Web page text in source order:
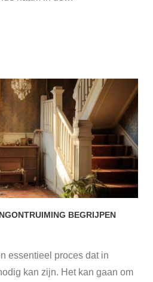
BEGRIJPEN
essentieel proces dat in
kan zijn. Het kan gaan om